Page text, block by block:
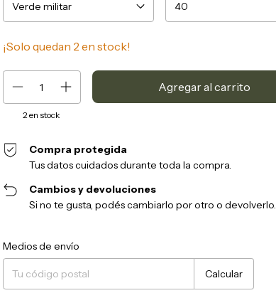
¡Solo quedan 2 en stock!
2en stock
Compra protegida
Tus datos cuidados durante toda la compra.
Cambios y devoluciones
Si no te gusta, podés cambiarlo por otro o devolverlo.
Entregas para el CP:
Medios de envío
Calcular